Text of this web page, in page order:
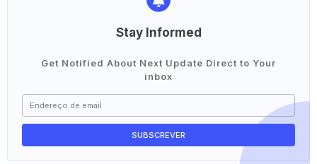
Stay Informed
Get Notified About Next Update Direct to Your
inbox